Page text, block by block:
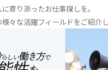
寄り添ったお仕事探しを。
々な活躍フィールドをご紹介し